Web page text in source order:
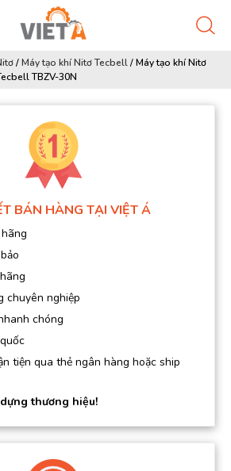
/Máy tạo khí Nitơ Tecbell/Máy tạo khí Nitơ
TBZV-30N
BÁN HÀNG TẠI VIỆT Á
chuyên nghiệp
chóng
tiện qua thẻ ngân hàng hoặc ship
thương hiệu!